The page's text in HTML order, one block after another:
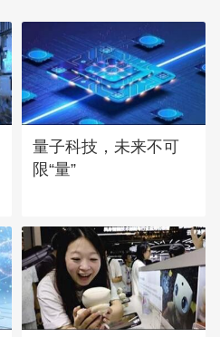
量子科技，未来不可
限“量”